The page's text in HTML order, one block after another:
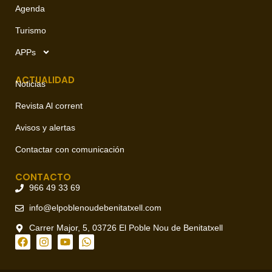
Agenda
Turismo
APPs
ACTUALIDAD
Noticias
Revista Al corrent
Avisos y alertas
Contactar con comunicación
CONTACTO
966 49 33 69
info@elpoblenoudebenitatxell.com
Carrer Major, 5, 03726 El Poble Nou de Benitatxell